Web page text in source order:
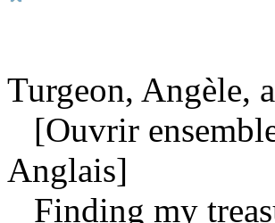
Turgeon, Angèle,
[Ouvrir
Anglais]
Finding my